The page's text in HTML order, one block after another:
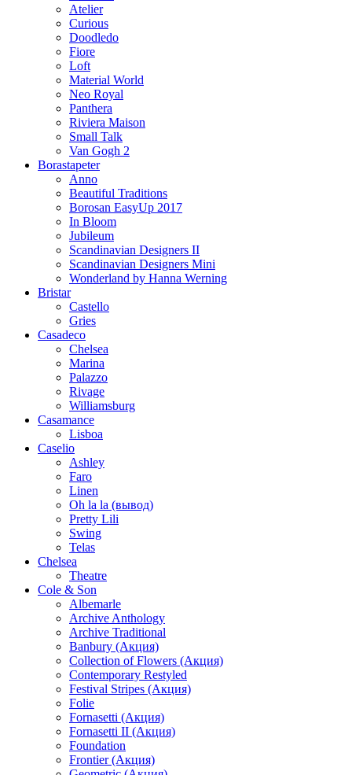
Atelier
Curious
Doodledo
Fiore
Loft
Material World
Neo Royal
Panthera
Riviera Maison
Small Talk
Van Gogh 2
Borastapeter
Anno
Beautiful Traditions
Borosan EasyUp 2017
In Bloom
Jubileum
Scandinavian Designers II
Scandinavian Designers Mini
Wonderland by Hanna Werning
Bristar
Castello
Gries
Casadeco
Chelsea
Marina
Palazzo
Rivage
Williamsburg
Casamance
Lisboa
Caselio
Ashley
Faro
Linen
Oh la la (вывод)
Pretty Lili
Swing
Telas
Chelsea
Theatre
Cole & Son
Albemarle
Archive Anthology
Archive Traditional
Banbury (Акция)
Collection of Flowers (Акция)
Contemporary Restyled
Festival Stripes (Акция)
Folie
Fornasetti (Акция)
Fornasetti II (Акция)
Foundation
Frontier (Акция)